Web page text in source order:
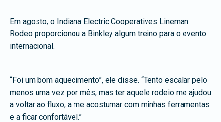
Em agosto, o Indiana Electric Cooperatives Lineman
Rodeo proporcionou a Binkley algum treino para o evento
internacional.
“Foi um bom aquecimento”, ele disse. “Tento escalar pelo
menos uma vez por mês, mas ter aquele rodeio me ajudou
a voltar ao fluxo, a me acostumar com minhas ferramentas
e a ficar confortável.”